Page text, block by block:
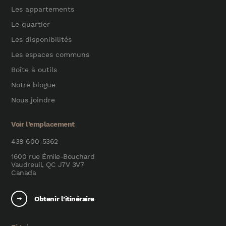
Les appartements
Le quartier
Les disponibilités
Les espaces communs
Boîte à outils
Notre blogue
Nous joindre
Voir l’emplacement
438 600-5362
1600 rue Émile-Bouchard
Vaudreuil, QC J7V 3V7
Canada
Obtenir l’itinéraire